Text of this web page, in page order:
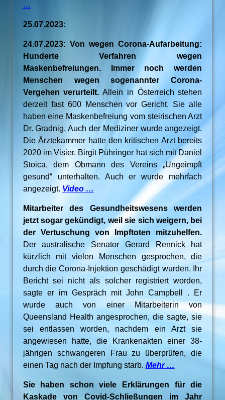
…
25.07.2023:
24.07.2023: Von wegen Corona-Aufarbeitung:
Hunderte Verfahren wegen
Maskenbefreiungen. Immer noch werden
Menschen wegen sogenannter Corona-
Vergehen verurteilt. Allein in Österreich stehen
derzeit fast 600 Menschen vor Gericht. Sie alle
haben eine Maskenbefreiung vom steirischen Arzt
Dr. Gradnig. Auch der Mediziner wurde angezeigt.
Die Ärztekammer hatte den kritischen Arzt bereits
2020 im Visier. Birgit Pühringer hat sich mit Daniel
Stoica, dem Obmann des Vereins „Ungeimpft
gesund“ unterhalten. Auch er wurde mehrfach
angezeigt. Video …
Mitarbeiter des Gesundheitswesens werden
jetzt sogar gekündigt, weil sie sich weigern, bei
der Vertuschung von Impftoten mitzuhelfen.
Der australische Senator Gerard Rennick hat
kürzlich mit vielen Menschen gesprochen, die
durch die Corona-Injektion geschädigt wurden. Ihr
Bericht sei nicht als solcher registriert worden,
sagte er im Gespräch mit John Campbell . Er
wurde auch von einer Mitarbeiterin von
Queensland Health angesprochen, die sagte, sie
sei entlassen worden, nachdem ein Arzt sie
angewiesen hatte, die Krankenakten einer 38-
jährigen schwangeren Frau zu überprüfen, die
einen Tag nach der Impfung starb. Mehr …
Sie haben schon viele Erklärungen für die
Kaskade von Covid-Schließungen im Jahr